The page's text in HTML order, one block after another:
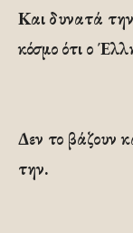
Και δυνατά
κόσμο ότι ο
Δεν το βάζουν
την.